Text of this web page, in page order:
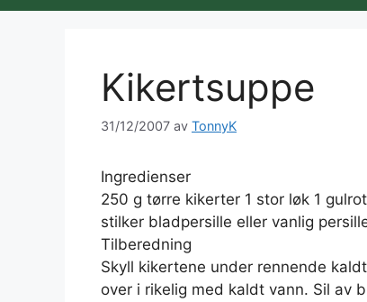
Kikertsuppe
31/12/2007 av TonnyK
Ingredienser
250 g tørre kikerter 1 stor løk 1
stilker bladpersille eller vanlig
Tilberedning
Skyll kikertene under rennende
over i rikelig med kaldt vann. Sil av